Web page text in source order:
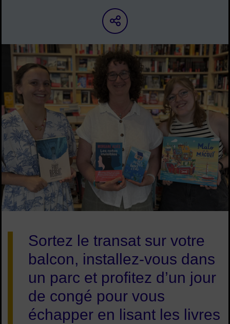
Partager sur les
Sortez le transat sur votre
balcon, installez-vous dans
un parc et profitez d’un jour
de congé pour vous
échapper en lisant les livres